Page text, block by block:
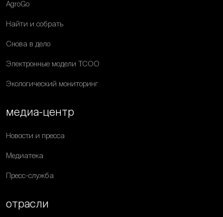
AgroGo
Найти и собрать
Снова в дело
Электронные модели ТСОО
Экологический мониторинг
медиа-центр
Новости и пресса
Медиатека
Пресс-служба
отрасли